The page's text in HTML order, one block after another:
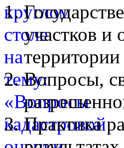
участков и
Вопросы,
Практика